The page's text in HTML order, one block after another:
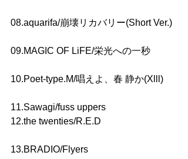
08.aquarifa/崩壊リカバリー(Short Ver.)
09.MAGIC OF LiFE/栄光への一秒
10.Poet-type.M/唱えよ、春 静か(Xlll)
11.Sawagi/fuss uppers
12.the twenties/R.E.D
13.BRADIO/Flyers